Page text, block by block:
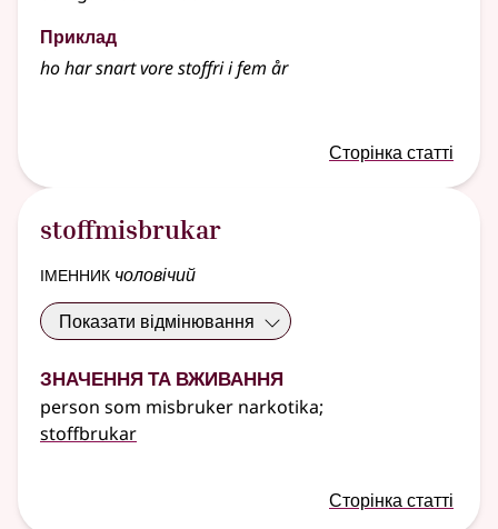
Приклад
ho har snart vore stoffri i fem år
Сторінка статті
stoffmisbrukar
іменник чоловічий
Показати відмінювання
Значення та вживання
person som misbruker narkotika;
stoffbrukar
Сторінка статті